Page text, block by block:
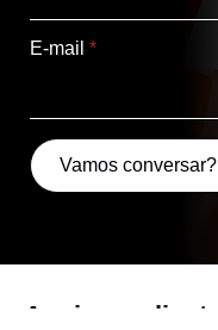
E-mail *
Vamos conversar?
Apoio ao cliente